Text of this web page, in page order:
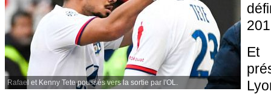
Rafael et Kenny Tete poussés vers la sortie par l'OL.